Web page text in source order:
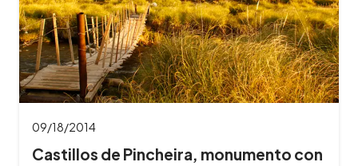
09/18/2014
Castillos de Pincheira, monumento con